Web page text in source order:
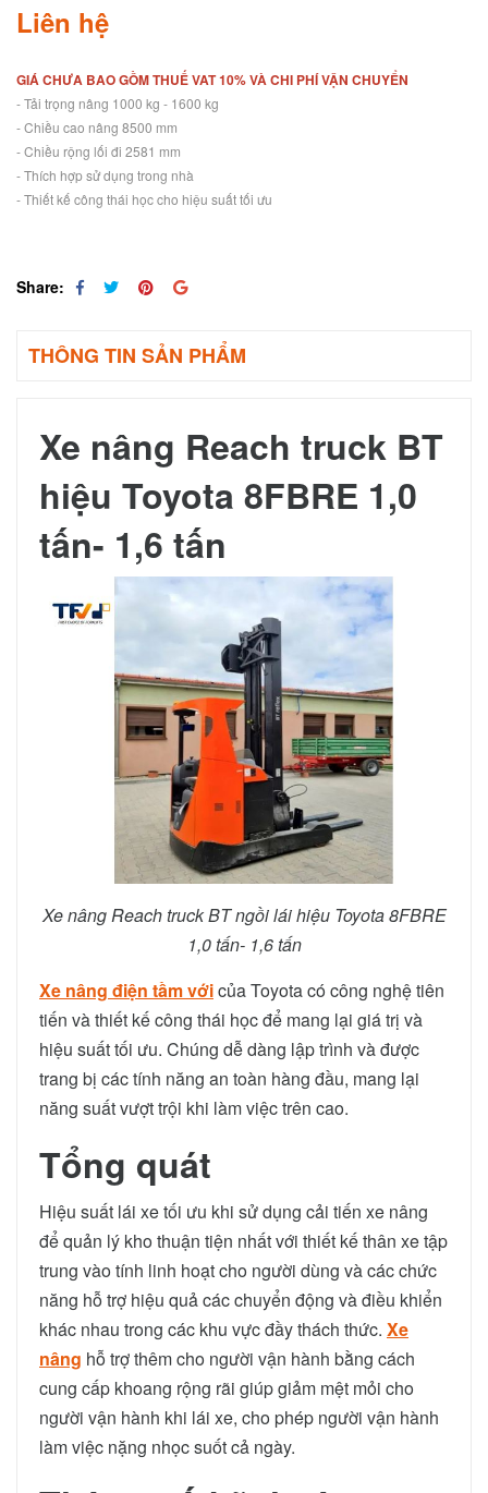
Liên hệ
GIÁ CHƯA BAO GỒM THUẾ VAT 10% VÀ CHI PHÍ VẬN CHUYỂN
- Tải trọng nâng 1000 kg - 1600 kg
- Chiều cao nâng 8500 mm
- Chiều rộng lối đi 2581 mm
- Thích hợp sử dụng trong nhà
- Thiết kế công thái học cho hiệu suất tối ưu
Share:
THÔNG TIN SẢN PHẨM
Xe nâng Reach truck BT
hiệu Toyota 8FBRE 1,0
tấn- 1,6 tấn
Xe nâng Reach truck BT ngồi lái hiệu Toyota 8FBRE
1,0 tấn- 1,6 tấn
Xe nâng điện tầm vớicủa Toyota có công nghệ tiên
tiến và thiết kế công thái học để mang lại giá trị và
hiệu suất tối ưu. Chúng dễ dàng lập trình và được
trang bị các tính năng an toàn hàng đầu, mang lại
năng suất vượt trội khi làm việc trên cao.
Tổng quát
Hiệu suất lái xe tối ưu khi sử dụng cải tiến xe nâng
để quản lý kho thuận tiện nhất với thiết kế thân xe tập
trung vào tính linh hoạt cho người dùng và các chức
năng hỗ trợ hiệu quả các chuyển động và điều khiển
khác nhau trong các khu vực đầy thách thức. Xe
nâng hỗ trợ thêm cho người vận hành bằng cách
cung cấp khoang rộng rãi giúp giảm mệt mỏi cho
người vận hành khi lái xe, cho phép người vận hành
làm việc nặng nhọc suốt cả ngày.